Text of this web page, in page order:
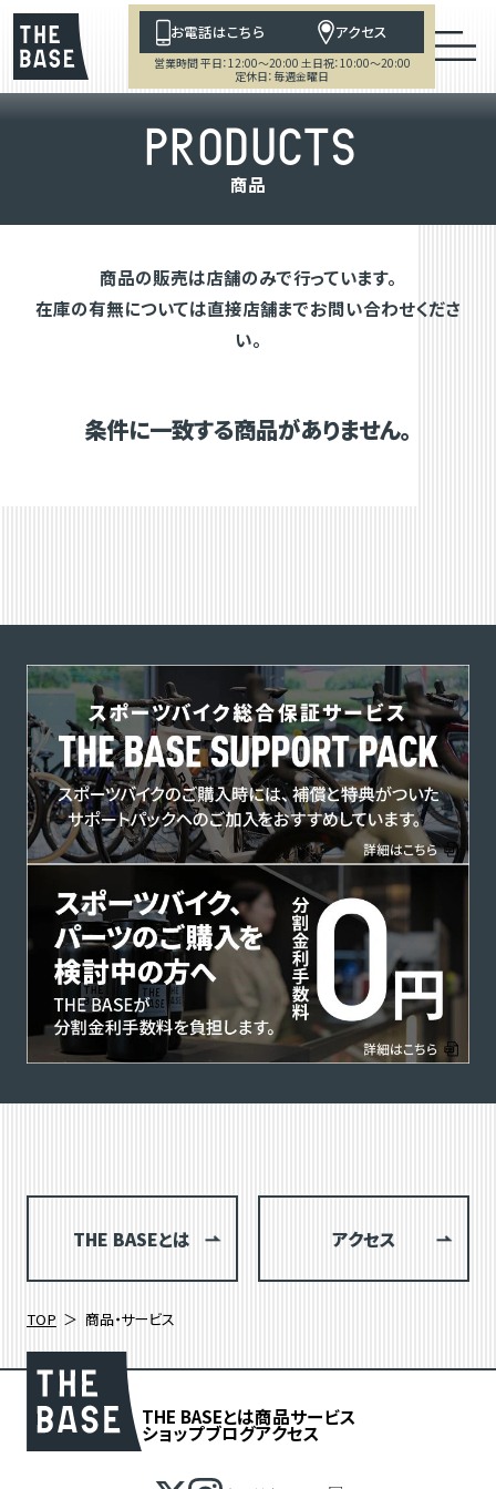
お電話はこちら アクセス
営業時間 平日：12:00～20:00 土日祝：10:00～20:00
定休日：毎週金曜日
PRODUCTS
商品
商品の販売は店舗のみで行っています。
在庫の有無については直接店舗までお問い合わせくださ
い。
条件に一致する商品がありません。
THE BASEとは アクセス
TOP 商品・サービス
THE BASEとは商品サービス
ショップブログアクセス